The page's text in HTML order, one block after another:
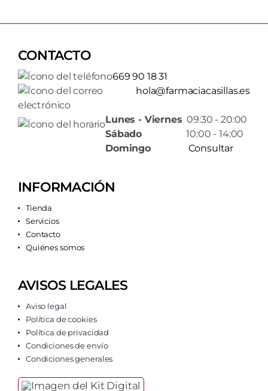
CONTACTO
669 90 18 31
hola@farmaciacasillas.es
Lunes - Viernes 09:30 - 20:00
Sábado 10:00 - 14:00
Domingo
Consultar
INFORMACIÓN
Tienda
Servicios
Contacto
Quiénes somos
AVISOS LEGALES
Aviso legal
Política de cookies
Política de privacidad
Condiciones de envío
Condiciones generales